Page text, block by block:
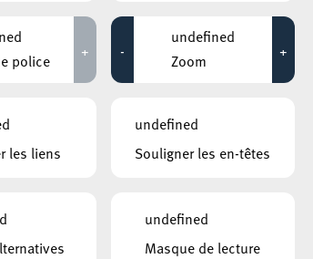
ROCKHAL – ETABLISSEMENT PUBLIC
CENTRE DE MUSIQUES AMPLIFIÉES
TONY ANN
14:45 - 16:45
CENTRE DE MUSIQUES AMPLIFIÉES
18:00 - 20:00
AUTRES ÉVÉNEMENTS
SIMILAIRES
police
+ -
undefined
Zoom
+
les liens
undefined
Souligner les en-têtes
undefined
Masque de lecture